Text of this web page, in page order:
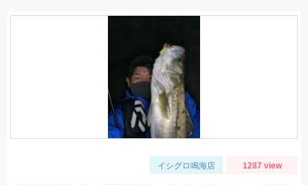
イシグロ鳴海店 1287 view